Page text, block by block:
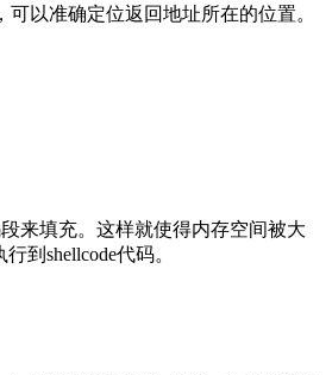
以准确定位返回地址所在的位置。
来填充。这样就使得内存空间被大
到shellcode代码。